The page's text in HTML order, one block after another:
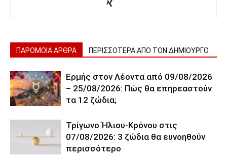
ΠΑΡΟΜΟΙΑ ΑΡΘΡΑ ΠΕΡΙΣΣΟΤΕΡΑ ΑΠΟ ΤΟΝ ΔΗΜΙΟΥΡΓΟ
Ερμής στον Λέοντα από 09/08/2026
– 25/08/2026: Πώς θα επηρεαστούν
τα 12 ζώδια;
Τρίγωνο Ήλιου-Κρόνου στις
07/08/2026: 3 ζώδια θα ευνοηθούν
περισσότερο